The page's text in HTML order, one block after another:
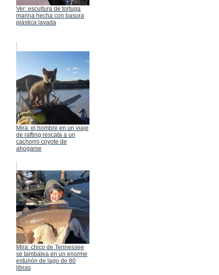
Ver: escultura de tortuga
marina hecha con basura
plástica lavada
Mira: el hombre en un viaje
de rafting rescata a un
cachorro coyote de
ahogarse
Mira: chico de Tennessee
se tambalea en un enorme
esturión de lago de 80
libras